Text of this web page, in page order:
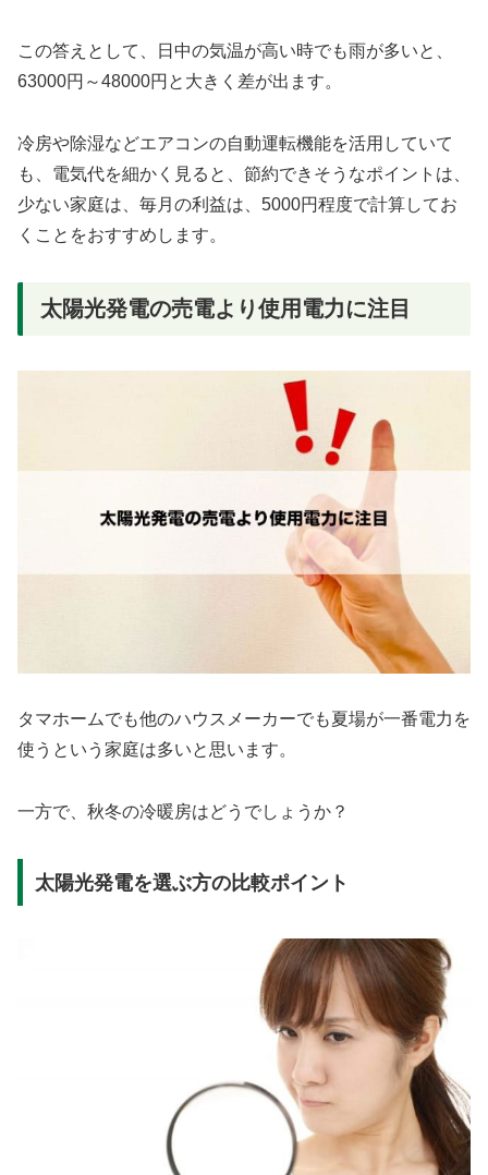
この答えとして、日中の気温が高い時でも雨が多いと、
63000円～48000円と大きく差が出ます。
冷房や除湿などエアコンの自動運転機能を活用していて
も、電気代を細かく見ると、節約できそうなポイントは、
少ない家庭は、毎月の利益は、5000円程度で計算してお
くことをおすすめします。
太陽光発電の売電より使用電力に注目
タマホームでも他のハウスメーカーでも夏場が一番電力を
使うという家庭は多いと思います。
一方で、秋冬の冷暖房はどうでしょうか？
太陽光発電を選ぶ方の比較ポイント